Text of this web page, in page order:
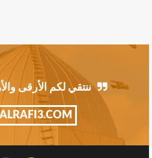
ننتقي لكم الأرقى